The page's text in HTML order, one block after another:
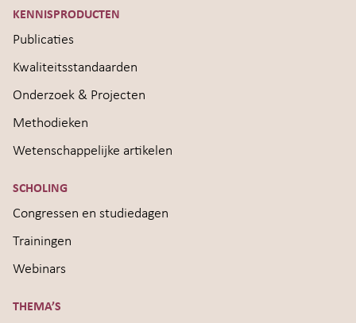
KENNISPRODUCTEN
Publicaties
Kwaliteitsstandaarden
Onderzoek & Projecten
Methodieken
Wetenschappelijke artikelen
SCHOLING
Congressen en studiedagen
Trainingen
Webinars
THEMA’S